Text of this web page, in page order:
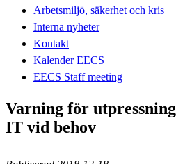
Arbetsmiljö, säkerhet och kris
Interna nyheter
Kontakt
Kalender EECS
EECS Staff meeting
Varning för
IT vid behov